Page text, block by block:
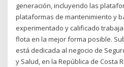
generación, incluyendo las
plataformas de mantenimiento y
experimentado y calificado
flota en la mejor forma posible.
está dedicada al negocio de
y Salud, en la República de Costa